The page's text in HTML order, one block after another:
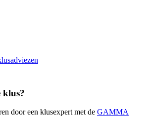
door een klusexpert met de GAMMA